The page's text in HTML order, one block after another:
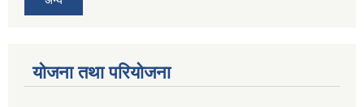
योजना तथा परियोजना